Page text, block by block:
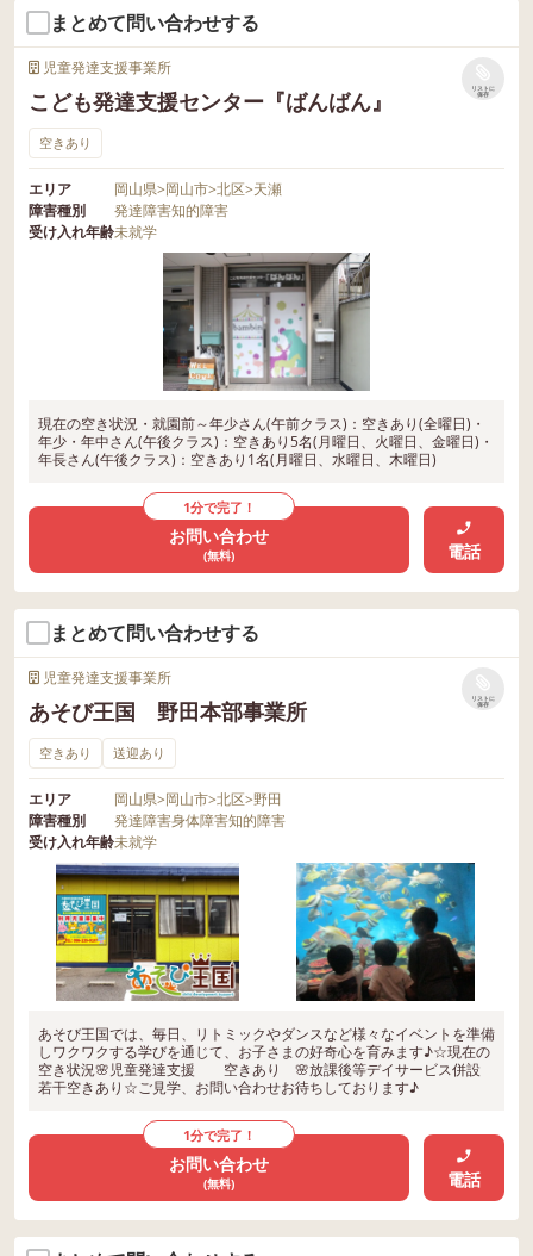
まとめて問い合わせする
児童発達支援事業所
こども発達支援センター『ばんばん』
リストに
保存
空きあり
エリア 岡山県>岡山市>北区>天瀬
障害種別
発達障害知的障害
受け入れ年齢未就学
現在の空き状況・就園前～年少さん(午前クラス)：空きあり(全曜日)・
年少・年中さん(午後クラス)：空きあり5名(月曜日、火曜日、金曜日)・
年長さん(午後クラス)：空きあり1名(月曜日、水曜日、木曜日)
1分で完了！
お問い合わせ
(無料) 電話
まとめて問い合わせする
児童発達支援事業所
あそび王国 野田本部事業所
リストに
保存
空きあり 送迎あり
エリア 岡山県>岡山市>北区>野田
障害種別
発達障害身体障害知的障害
受け入れ年齢未就学
あそび王国では、毎日、リトミックやダンスなど様々なイベントを準備
しワクワクする学びを通じて、お子さまの好奇心を育みます♪☆現在の
空き状況🌸児童発達支援 空きあり 🌸放課後等デイサービス併設
若干空きあり☆ご見学、お問い合わせお待ちしております♪
1分で完了！
お問い合わせ
(無料) 電話